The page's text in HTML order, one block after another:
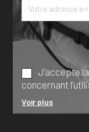
J’accepte
concernant
Voir plus